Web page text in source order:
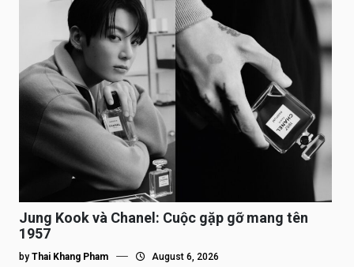
Jung Kook và Chanel: Cuộc gặp gỡ mang tên
1957
by Thai Khang Pham August 6, 2026